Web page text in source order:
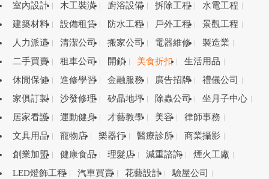
室內設計
木工裝潢 廚浴設備 拆除工程
水電工程
建築材料
設備租賃 防水工程 戶外工程
景觀工程
人力派遣
清潔公司 搬家公司 電器維修
製造業
二手買賣
租車公司 開鎖 美食折扣
生活用品
休閒保健
進修學習 金融服務 廣告招牌
禮儀公司
家俱訂製
沙發修理 矽晶地坪 除蟲公司
坐月子中心
居家看護
運動健身 才藝教學 美容
律師事務
文具用品
寵物店 樂器行 醫療診所
商業攝影
創業加盟
健康食品 理髮店 減重諮詢
煙火工廠
LED燈飾工程
汽車買賣 花藝設計
驗屋公司